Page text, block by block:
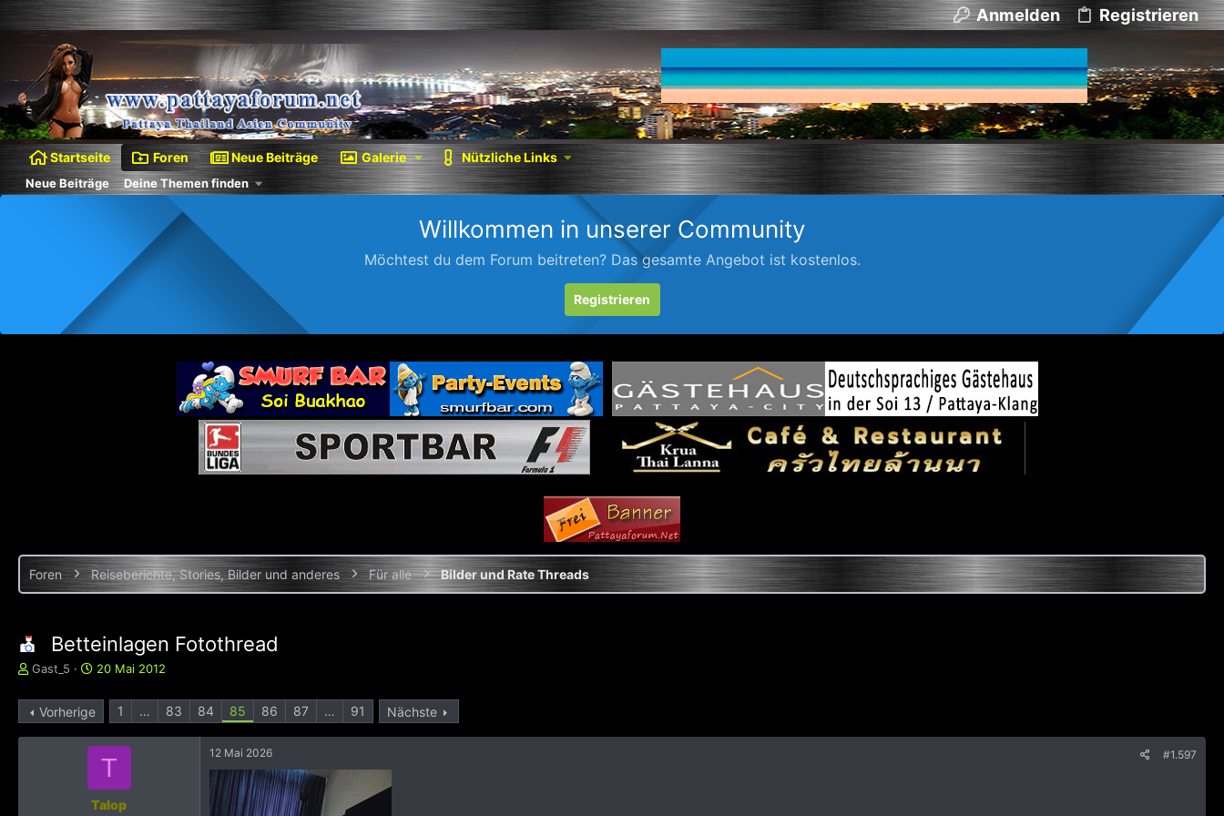
Anmelden Registrieren
Startseite Foren Neue Beiträge Galerie Nützliche Links
Neue Beiträge Deine Themen finden
Willkommen in unserer Community
Möchtest du dem Forum beitreten? Das gesamte Angebot ist kostenlos.
Registrieren
Foren Reiseberichte, Stories, Bilder und anderes Für alle Bilder und Rate Threads
Betteinlagen Fotothread
E
s
t
Gast_5
E
s
l
a
20 Mai 2012
Vorherige 1 … 83 84 85 86 87 … 91 Nächste
T
Talop
12 Mai 2026 #1.597